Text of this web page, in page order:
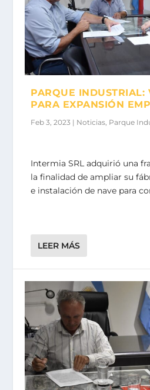
PARQUE INDUSTRIAL:
PARA EXPANSIÓN
Feb 3, 2023 | Noticias, Parque
Intermia SRL adquirió una
la finalidad de ampliar su
e instalación de nave para
LEER MÁS